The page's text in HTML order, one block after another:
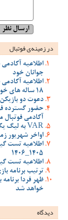
در زمینه‌ی فوتبال
اطلاعیه
جوانان خود
اطلاعیه
18 ساله های خود
دعوت دو
حضور گسترده
آکادمی
VAR به لیگ یک می آید؟!
اواخر شهریور
اطلاعیه تست
1405_1406
اطلاعیه تست
ترتیب برنامه
ظهر فردا
خواهد شد
دیدگاه